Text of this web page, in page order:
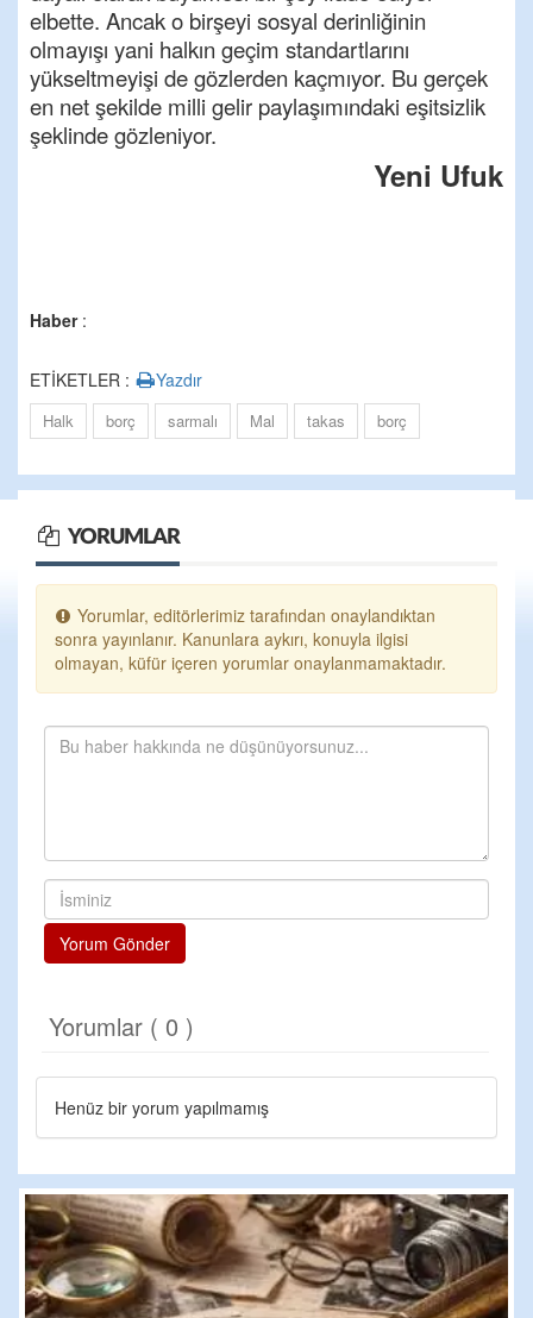
elbette. Ancak o birşeyi sosyal derinliğinin
olmayışı yani halkın geçim standartlarını
yükseltmeyişi de gözlerden kaçmıyor. Bu gerçek
en net şekilde milli gelir paylaşımındaki eşitsizlik
şeklinde gözleniyor.
Yeni Ufuk
Haber:
ETİKETLER : Yazdır
Halk borç sarmalı Mal takas borç
YORUMLAR
Yorumlar, editörlerimiz tarafından onaylandıktan
sonra yayınlanır. Kanunlara aykırı, konuyla ilgisi
olmayan, küfür içeren yorumlar onaylanmamaktadır.
Yorum Gönder
Yorumlar ( 0 )
Henüz bir yorum yapılmamış